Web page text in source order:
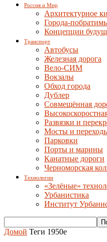
Россия и Мир
Архитектурное
Города-
Концепции
Транспорт
Автобусы
Железная дорога
Вело-СИМ
Вокзалы
Обход города
Дублер
Совмещённая
Развязки и
Мосты и
Парковки
Порты и марины
Канатные дороги
Черноморская
Технологии
«Зелёные»
Урбанистика
Институт
Домой Теги 1950е